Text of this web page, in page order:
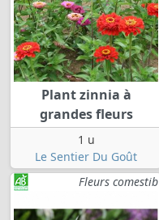
Plant zinnia à
grandes fleurs
1 u
Le Sentier Du Goût
Fleurs comestib